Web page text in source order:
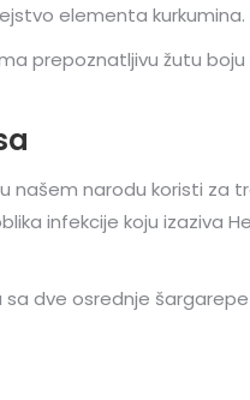
elementa kurkumina.
prepoznatljivu žutu
našem narodu koristi za
infekcije koju izaziva
dve osrednje